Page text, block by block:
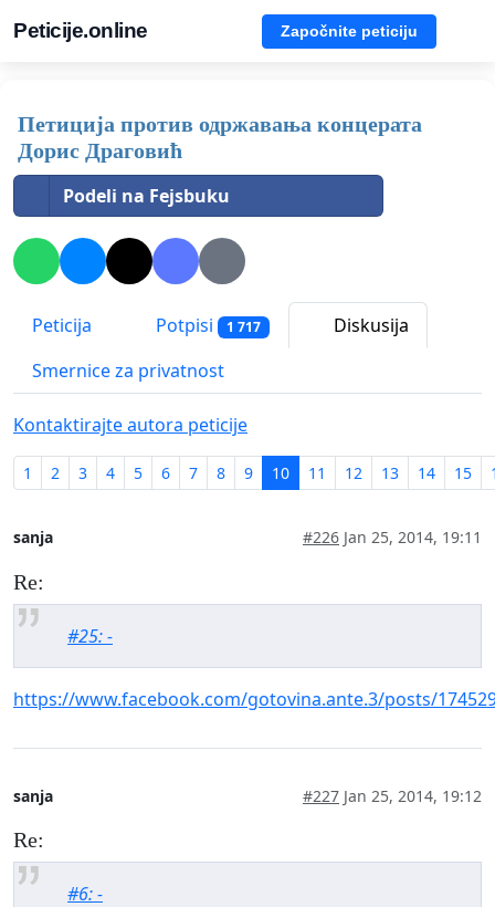
Peticije.online Započnite peticiju
Петиција против одржавања концерата
Дорис Драговић
Podeli na Fejsbuku
Peticija Potpisi 1 717
Diskusija
Smernice za privatnost
Kontaktirajte autora peticije
1 2 3 4 5 6 7 8 9 10 11 12 13 14 15
sanja #226 Jan 25, 2014, 19:11
Re:
#25: -
https://www.facebook.com/gotovina.ante.3/posts/
sanja #227 Jan 25, 2014, 19:12
Re:
#6: -